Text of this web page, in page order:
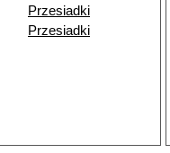
Przesiadki
Przesiadki